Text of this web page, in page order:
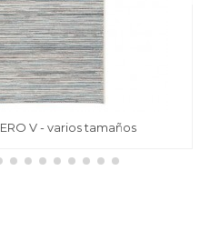
V - varios tamaños